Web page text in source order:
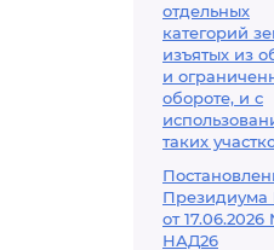
отдельных
категорий
изъятых из
и
обороте, и с
таких
от 17.06.2026
НАД26